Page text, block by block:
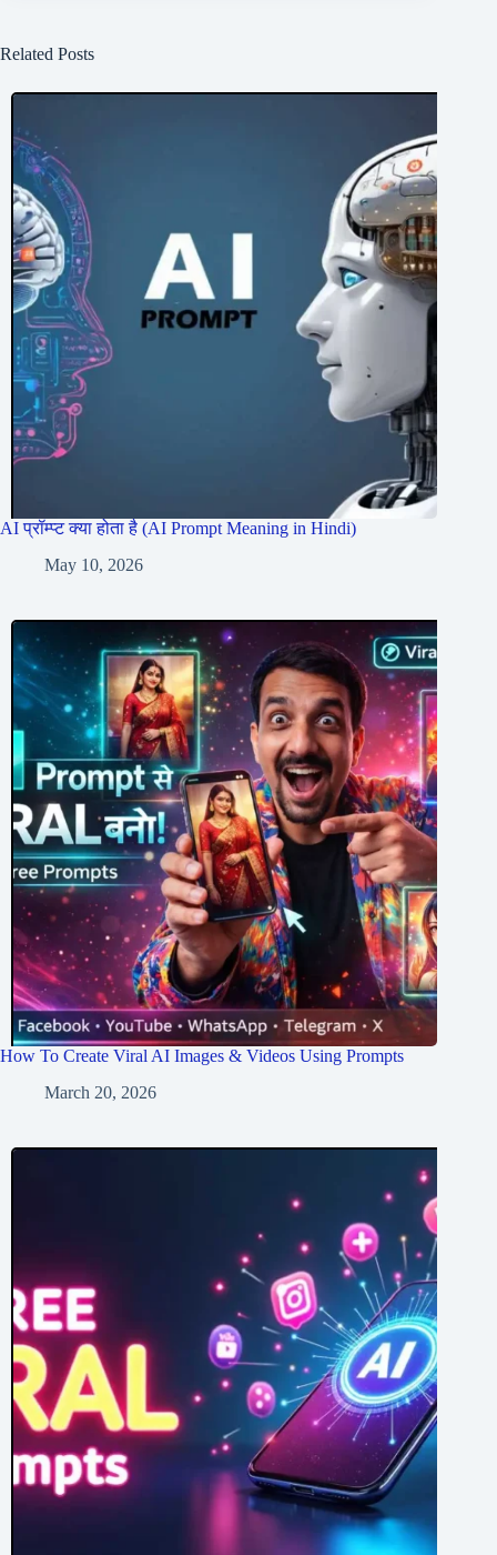
Related Posts
AI प्रॉम्प्ट क्या होता है (AI Prompt Meaning in Hindi)
May 10, 2026
How To Create Viral AI Images & Videos Using Prompts
March 20, 2026